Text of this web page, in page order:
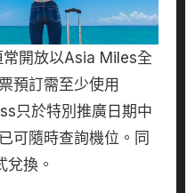
預訂需至少使用
只於特別推廣日期中
可隨時查詢機位。同
兌換。